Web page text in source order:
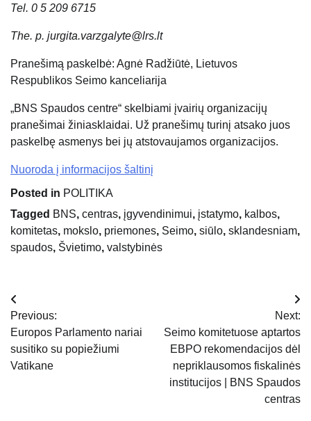
Tel. 0 5 209 6715
The. p. jurgita.varzgalyte@lrs.lt
Pranešimą paskelbė: Agnė Radžiūtė, Lietuvos
Respublikos Seimo kanceliarija
„BNS Spaudos centre“ skelbiami įvairių organizacijų
pranešimai žiniasklaidai. Už pranešimų turinį atsako juos
paskelbę asmenys bei jų atstovaujamos organizacijos.
Nuoroda į informacijos šaltinį
Posted in POLITIKA
Tagged BNS, centras, įgyvendinimui, įstatymo, kalbos,
komitetas, mokslo, priemones, Seimo, siūlo, sklandesniam,
spaudos, Švietimo, valstybinės
Navigacija
tarp
įrašų
Previous:
Europos Parlamento nariai
susitiko su popiežiumi
Vatikane
Next:
Seimo komitetuose aptartos
EBPO rekomendacijos dėl
nepriklausomos fiskalinės
institucijos | BNS Spaudos
centras